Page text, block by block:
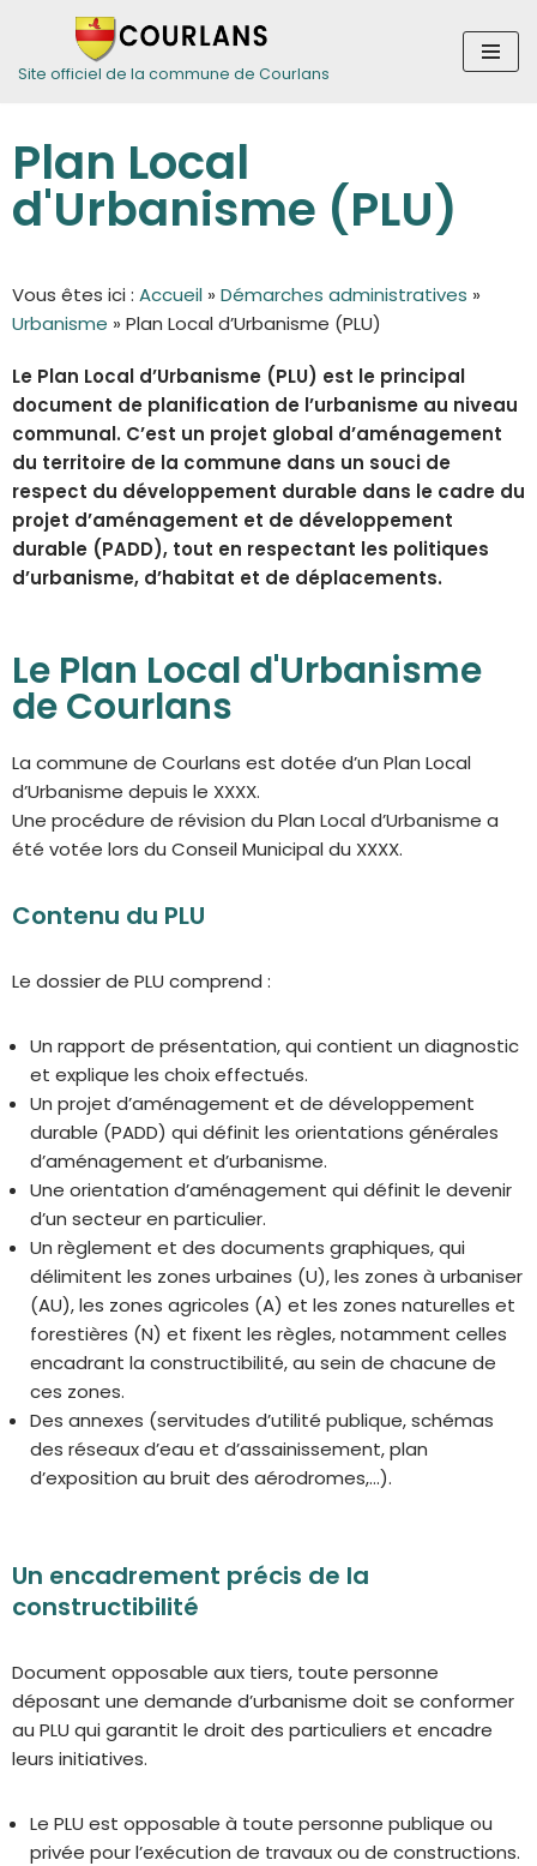
Aller
Site officiel de la commune de Courlans
Plan Local
d'Urbanisme (PLU)
Vous êtes ici : Accueil » Démarches administratives »
Urbanisme » Plan Local d’Urbanisme (PLU)
Le Plan Local d’Urbanisme (PLU) est le principal
document de planification de l’urbanisme au niveau
communal. C’est un projet global d’aménagement
du territoire de la commune dans un souci de
respect du développement durable dans le cadre du
projet d’aménagement et de développement
durable (PADD), tout en respectant les politiques
d’urbanisme, d’habitat et de déplacements.
Le Plan Local d'Urbanisme
de Courlans
La commune de Courlans est dotée d’un Plan Local
d’Urbanisme depuis le XXXX.
Une procédure de révision du Plan Local d’Urbanisme a
été votée lors du Conseil Municipal du XXXX.
Contenu du PLU
Le dossier de PLU comprend :
Un rapport de présentation, qui contient un diagnostic
et explique les choix effectués.
Un projet d’aménagement et de développement
durable (PADD) qui définit les orientations générales
d’aménagement et d’urbanisme.
Une orientation d’aménagement qui définit le devenir
d’un secteur en particulier.
Un règlement et des documents graphiques, qui
délimitent les zones urbaines (U), les zones à urbaniser
(AU), les zones agricoles (A) et les zones naturelles et
forestières (N) et fixent les règles, notamment celles
encadrant la constructibilité, au sein de chacune de
ces zones.
Des annexes (servitudes d’utilité publique, schémas
des réseaux d’eau et d’assainissement, plan
d’exposition au bruit des aérodromes,…).
Un encadrement précis de la
constructibilité
Document opposable aux tiers, toute personne
déposant une demande d’urbanisme doit se conformer
au PLU qui garantit le droit des particuliers et encadre
leurs initiatives.
Le PLU est opposable à toute personne publique ou
privée pour l’exécution de travaux ou de constructions.